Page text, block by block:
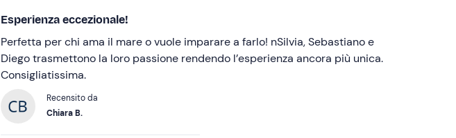
Esperienza eccezionale!
Perfetta per chi ama il mare o vuole imparare a farlo! nSilvia, Sebastiano e
Diego trasmettono la loro passione rendendo l’esperienza ancora più unica.
Consigliatissima.
Recensito da
Chiara B.